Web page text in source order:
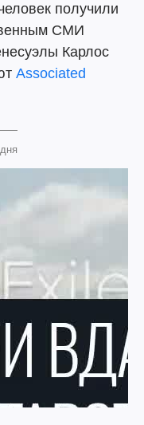
получили
СМИ
Карлос
Associated